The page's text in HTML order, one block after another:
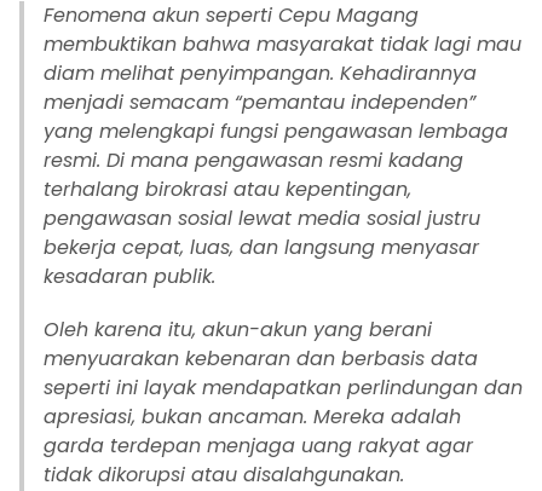
Fenomena akun seperti Cepu Magang
membuktikan bahwa masyarakat tidak lagi mau
diam melihat penyimpangan. Kehadirannya
menjadi semacam “pemantau independen”
yang melengkapi fungsi pengawasan lembaga
resmi. Di mana pengawasan resmi kadang
terhalang birokrasi atau kepentingan,
pengawasan sosial lewat media sosial justru
bekerja cepat, luas, dan langsung menyasar
kesadaran publik.
Oleh karena itu, akun-akun yang berani
menyuarakan kebenaran dan berbasis data
seperti ini layak mendapatkan perlindungan dan
apresiasi, bukan ancaman. Mereka adalah
garda terdepan menjaga uang rakyat agar
tidak dikorupsi atau disalahgunakan.